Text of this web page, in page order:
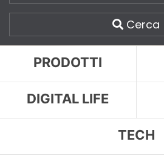
Cerca
PRODOTTI
DIGITAL LIFE
TECH